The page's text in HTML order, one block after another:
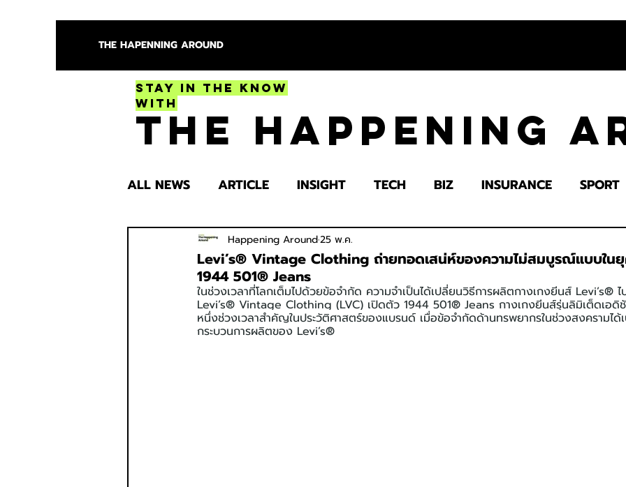
THE HAPENNING AROUND
Stay in the Know
With
The Happening
ALL NEWS ARTICLE INSIGHT TECH BIZ INSURANCE SPORT
ENTERTAINMENT HEALTH
SPOTLIGHT TRY
Levi’s® Vintage Clothing ถ่ายทอดเสน่ห์ของความไม่สมบูรณ์แบบใน
1944 501® Jeans
Happening Around25 พ.ค.
ในช่วงเวลาที่โลกเต็มไปด้วยข้อจำกัด ความจำเป็นได้เปลี่ยนวิธีการผลิตกางเกงยีนส์ Levi’s®
Levi’s® Vintage Clothing (LVC) เปิดตัว 1944 501® Jeans กางเกงยีนส์รุ่นลิมิเต็ดเอ
หนึ่งช่วงเวลาสำคัญในประวัติศาสตร์ของแบรนด์ เมื่อข้อจำกัดด้านทรพยากรในช่วงสงครามไ
กระบวนการผลิตของ Levi’s®